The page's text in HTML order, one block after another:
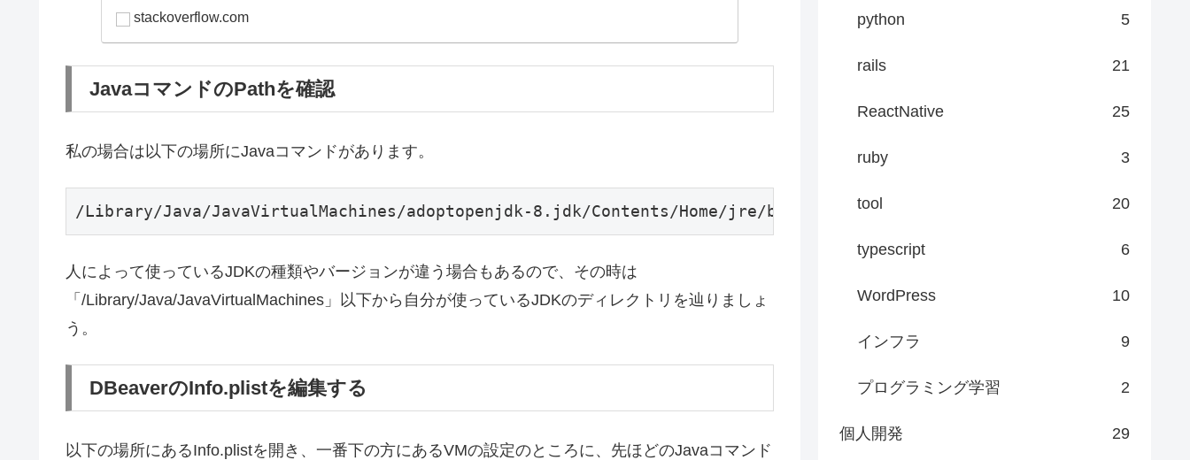
stackoverflow.com
JavaコマンドのPathを確認
私の場合は以下の場所にJavaコマンドがあります。
/Library/Java/JavaVirtualMachines/adoptopenjdk-8.jdk/Contents/Home/jre/bin/java
人によって使っているJDKの種類やバージョンが違う場合もあるので、その時は
「/Library/Java/JavaVirtualMachines」以下から自分が使っているJDKのディレクトリを辿りましょ
う。
DBeaverのInfo.plistを編集する
以下の場所にあるInfo.plistを開き、一番下の方にあるVMの設定のところに、先ほどのJavaコマンド
python 5
rails 21
ReactNative 25
ruby 3
tool 20
typescript 6
WordPress 10
インフラ 9
プログラミング学習 2
個人開発 29